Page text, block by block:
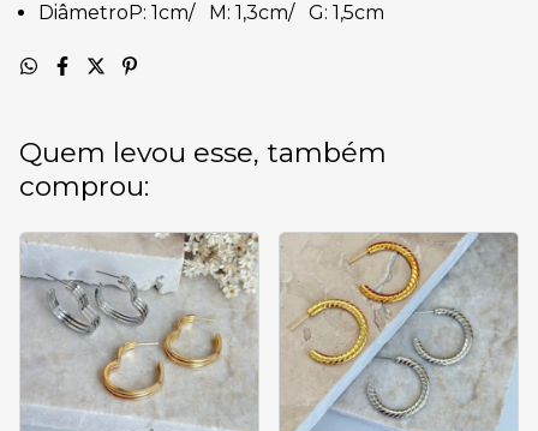
DiâmetroP: 1cm/ M: 1,3cm/ G: 1,5cm
Quem levou esse, também
comprou: